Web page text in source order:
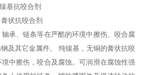
基抗咬合剂
状抗咬合剂
、链条等在严酷的环境中擦伤、咬合腐
及其它金属件。 纯镍基，无铜的膏状抗咬
中擦伤，咬合及腐蚀。可润滑在腐蚀性强